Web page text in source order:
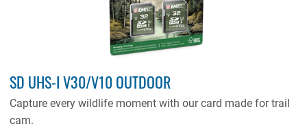
SD UHS-I V30/V10 OUTDOOR
Capture every wildlife moment with our card made for trail
cam.